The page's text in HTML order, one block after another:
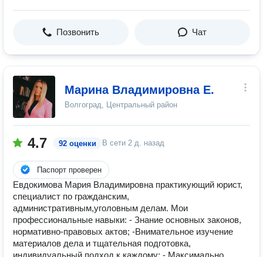
Позвонить Чат
Марина Владимировна Е.
Волгоград, Центральный район
4.7 92 оценки В сети 2 д. назад
Паспорт проверен
Евдокимова Мария Владимировна практикующий юрист,
специалист по гражданским,
административным,уголовным делам. Мои
профессиональные навыки: - Знание основных законов,
нормативно-правовых актов; -Внимательное изучение
материалов дела и тщательная подготовка,
индивидуальный подход к каждому; - Максимально